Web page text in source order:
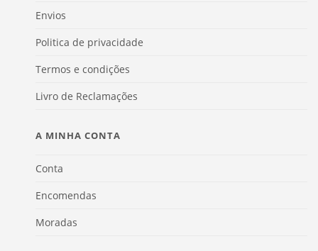
Envios
Politica de privacidade
Termos e condições
Livro de Reclamações
A MINHA CONTA
Conta
Encomendas
Moradas